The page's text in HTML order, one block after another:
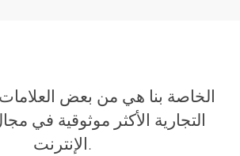
التجارية الأكثر موثوقية في
الإنترنت.